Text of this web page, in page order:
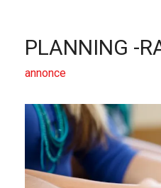
PLANNING -
annonce